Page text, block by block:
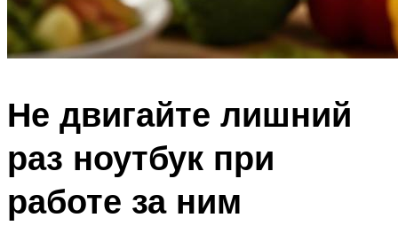
Не двигайте лишний
раз ноутбук при
работе за ним